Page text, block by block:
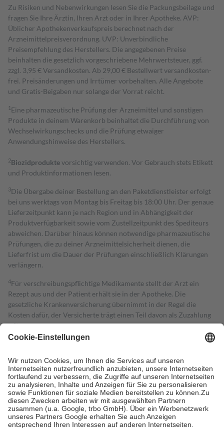
Zu Risiken und Nebenwirkungen lesen Sie die Packungsbeilage und
fragen Sie Ihre Ärztin, Ihren Arzt oder in Ihrer Apotheke. AVP:
Üblicher Apothekenverkaufspreis berechnet nach der
Arzneimittelpreisverordnung. UVP: Unverbindliche
Preisempfehlung des Herstellers. Die angegebenen Preise
beinhalten die gesetzlich vorgeschriebene Mehrwertsteuer, ggf.
zzgl. 3,95 € Versandkosten. Ab 29,00 € Bestell­wert versand­kosten­
frei. Preisänderungen und Irrtümer vorbehalten. Alle Angebote
und Gratis-Beigaben nur solange der Vorrat reicht.
1 Eine pharmazeutische Prüfung der Arzneimittel und sonstigen
Produkte in deinem Warenkorb beinhaltet die Durchführung von
Wechselwirkungschecks und die Prüfung etwaiger
Anwendungshinweise des Herstellers.
2Biozidproduktevorsichtig verwenden. Vor Gebrauch stets Etikett
und Produktinformationen lesen.
3Die Übergabe deiner Bestellung an den Paketdienstleister erfolgt
bei uns werktags von Montag bis Freitag bis 18:00 Uhr. Der genaue
Lieferzeitpunkt kann je nach Region und in Abhängigkeit der
Produktverfügbarkeit sowie vom Zustellzeitpunkt des Spediteurs
abweichen. Darüber hinaus können notwendige pharmazeutische
Prüfungen, die zu deiner Arzneimittelsicherheit dienen, die
Lieferfrist um die Dauer der Prüfungen einschließlich Klärungen
verlängern.
4Für verschreibungspflichtige Medikamente stellt der Arzt ein
Rezept aus und der Patient erhält sie in der Apotheke. Die
gesetzliche Krankenversicherung übernimmt in der Regel die
Kosten dafür, der Versicherte trägt einen Teil davon als Zuzahlung
mit.
Grundsätzlich leisten Mitglieder Zuzahlungen in Höhe von zehn
höchstens zehn Euro.
Es sind jedoch nie mehr als die tatsächlichen
Kosten der Leistung zu entrichten.
Diese Regeln gelten grundsätzlich auch für Online-Apotheken.
Bei Heilmitteln und häuslicher Krankenpflege beträgt die
Zuzahlung zehn Prozent der Kosten sowie zehn Euro je
Verordnung.
Um das Engagement der Versicherten für ihre eigene Gesundheit zu